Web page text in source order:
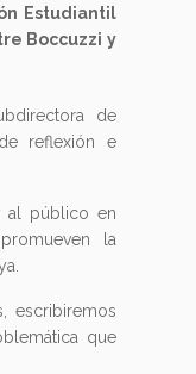
Estudiantil
Boccuzzi y
de
reflexión e
al público en
la
escribiremos
que